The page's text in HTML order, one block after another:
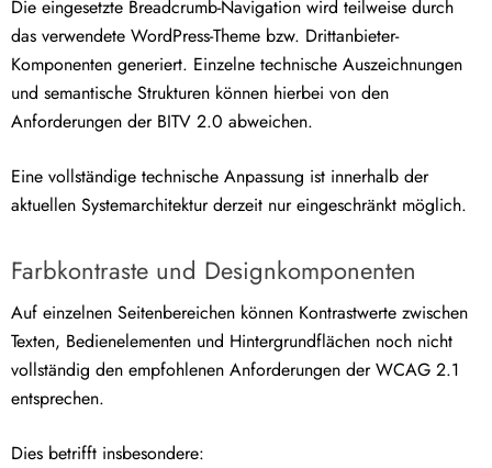
Die eingesetzte Breadcrumb-Navigation wird teilweise durch
das verwendete WordPress-Theme bzw. Drittanbieter-
Komponenten generiert. Einzelne technische Auszeichnungen
und semantische Strukturen können hierbei von den
Anforderungen der BITV 2.0 abweichen.
Eine vollständige technische Anpassung ist innerhalb der
aktuellen Systemarchitektur derzeit nur eingeschränkt möglich.
Farbkontraste und Designkomponenten
Auf einzelnen Seitenbereichen können Kontrastwerte zwischen
Texten, Bedienelementen und Hintergrundflächen noch nicht
vollständig den empfohlenen Anforderungen der WCAG 2.1
entsprechen.
Dies betrifft insbesondere: